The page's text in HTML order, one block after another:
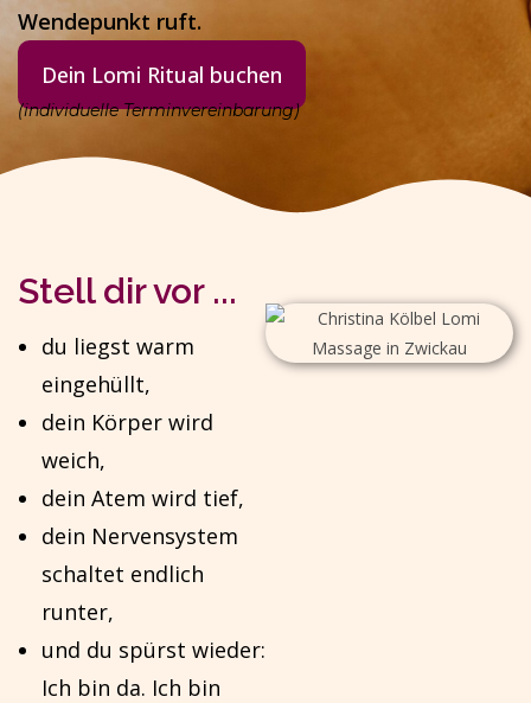
Wendepunkt ruft.
Dein Lomi Ritual buchen
(individuelle Terminvereinbarung)
Stell dir vor ...
du liegst warm
eingehüllt,
dein Körper wird
weich,
dein Atem wird tief,
dein Nervensystem
schaltet endlich
runter,
und du spürst wieder:
Ich bin da. Ich bin